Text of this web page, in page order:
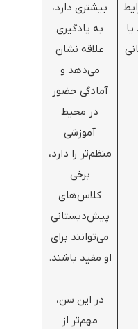
بیشتری دارد،
به یادگیری
علاقه نشان
می‌دهد و
آمادگی حضور
در محیط
آموزشی
منظم‌تر را دارد،
برخی
کلاس‌های
پیش‌دبستانی
می‌توانند برای
او مفید باشند.
در این سن،
مهم‌تر از